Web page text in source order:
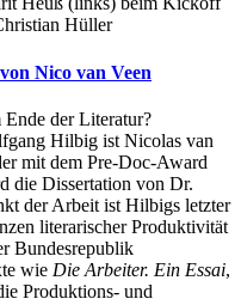
Hüller
Nico van Veen
der Literatur?
Hilbig ist Nicolas van
mit dem Pre-Doc-Award
die Dissertation von Dr.
der Arbeit ist Hilbigs letzter
literarischer Produktivität
Bundesrepublik
wie Die Arbeiter. Ein Essai,
Produktions- und